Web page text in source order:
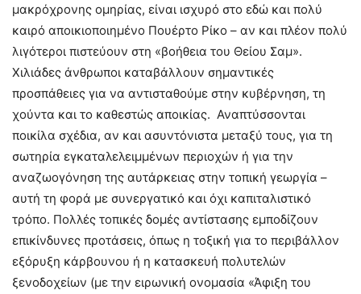
μακρόχρονης ομηρίας, είναι ισχυρό στο εδώ και πολύ
καιρό αποικιοποιημένο Πουέρτο Ρίκο – αν και πλέον πολύ
λιγότεροι πιστεύουν στη «βοήθεια του Θείου Σαμ».
Χιλιάδες άνθρωποι καταβάλλουν σημαντικές
προσπάθειες για να αντισταθούμε στην κυβέρνηση, τη
χούντα και το καθεστώς αποικίας. Αναπτύσσονται
ποικίλα σχέδια, αν και ασυντόνιστα μεταξύ τους, για τη
σωτηρία εγκαταλελειμμένων περιοχών ή για την
αναζωογόνηση της αυτάρκειας στην τοπική γεωργία –
αυτή τη φορά με συνεργατικό και όχι καπιταλιστικό
τρόπο. Πολλές τοπικές δομές αντίστασης εμποδίζουν
επικίνδυνες προτάσεις, όπως η τοξική για το περιβάλλον
εξόρυξη κάρβουνου ή η κατασκευή πολυτελών
ξενοδοχείων (με την ειρωνική ονομασία «Άφιξη του